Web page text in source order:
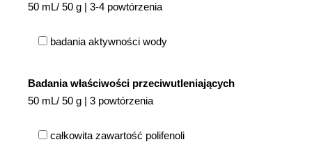
50 mL/ 50 g | 3-4 powtórzenia
badania aktywności wody
Badania właściwości przeciwutleniających
50 mL/ 50 g | 3 powtórzenia
całkowita zawartość polifenoli